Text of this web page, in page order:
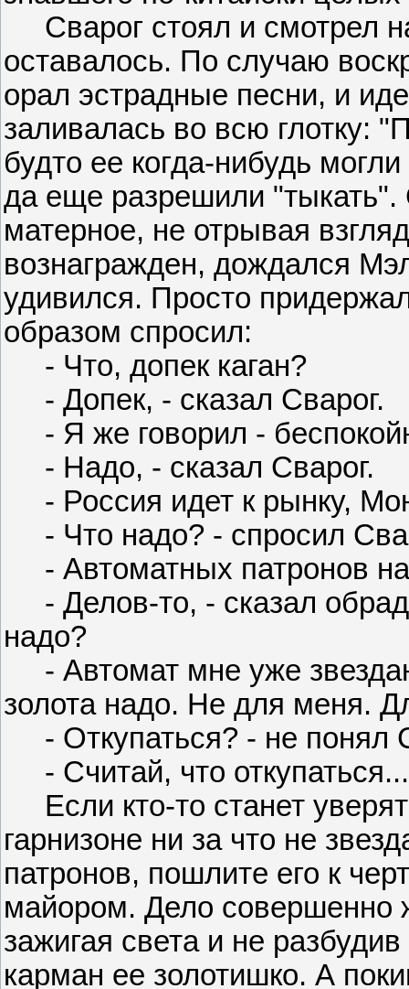
Сварог стоял и смотрел
оставалось. По случаю
орал эстрадные песни, и
заливалась во всю глотку:
будто ее когда-нибудь
да еще разрешили "тыкать".
матерное, не отрывая
вознагражден, дождался
удивился. Просто
образом спросил:
- Что, допек каган?
- Допек, - сказал Сварог.
- Я же говорил -
- Надо, - сказал Сварог.
- Россия идет к рынку,
- Что надо? - спросил
- Автоматных патронов
- Делов-то, - сказал
надо?
- Автомат мне уже
золота надо. Не для меня.
- Откупаться? - не понял
- Считай, что откупаться...
Если кто-то станет
гарнизоне ни за что не
патронов, пошлите его к
майором. Дело совершенно
зажигая света и не
карман ее золотишко. А